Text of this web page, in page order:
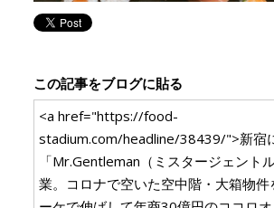
この記事をブログに貼る
<a href="https://food-
stadium.com/headline/38439/">新宿
「Mr.Gentleman（ミスタージェント
業。コロナで空いた空中階・大箱物件